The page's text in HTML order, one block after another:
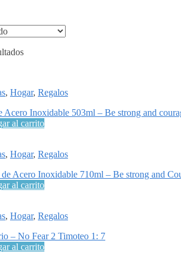
, Hogar, Regalos
Acero Inoxidable 503ml – Be strong and
al carrito
, Hogar, Regalos
Acero Inoxidable 710ml – Be strong and
al carrito
, Hogar, Regalos
– No Fear 2 Timoteo 1: 7
al carrito